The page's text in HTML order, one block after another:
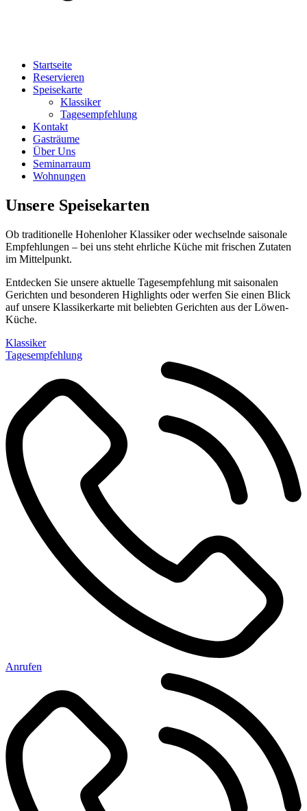
Startseite
Reservieren
Speisekarte
Klassiker
Tagesempfehlung
Kontakt
Gasträume
Über Uns
Seminarraum
Wohnungen
Unsere Speisekarten
Ob traditionelle Hohenloher Klassiker oder wechselnde saisonale
Empfehlungen – bei uns steht ehrliche Küche mit frischen Zutaten
im Mittelpunkt.
Entdecken Sie unsere aktuelle Tagesempfehlung mit saisonalen
Gerichten und besonderen Highlights oder werfen Sie einen Blick
auf unsere Klassikerkarte mit beliebten Gerichten aus der Löwen-
Küche.
Klassiker
Tagesempfehlung
Anrufen